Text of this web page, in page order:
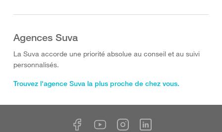
Agences Suva
La Suva accorde une priorité absolue au conseil et au suivi
personnalisés.
Trouvez l'agence Suva la plus proche de chez vous.